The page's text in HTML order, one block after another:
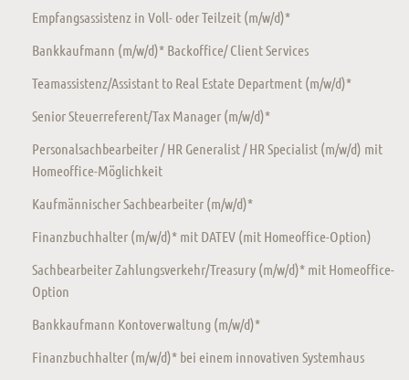
Empfangsassistenz in Voll- oder Teilzeit (m/w/d)*
Bankkaufmann (m/w/d)* Backoffice/ Client Services
Teamassistenz/Assistant to Real Estate Department (m/w/d)*
Senior Steuerreferent/Tax Manager (m/w/d)*
Personalsachbearbeiter / HR Generalist / HR Specialist (m/w/d) mit
Homeoffice-Möglichkeit
Kaufmännischer Sachbearbeiter (m/w/d)*
Finanzbuchhalter (m/w/d)* mit DATEV (mit Homeoffice-Option)
Sachbearbeiter Zahlungsverkehr/Treasury (m/w/d)* mit Homeoffice-
Option
Bankkaufmann Kontoverwaltung (m/w/d)*
Finanzbuchhalter (m/w/d)* bei einem innovativen Systemhaus